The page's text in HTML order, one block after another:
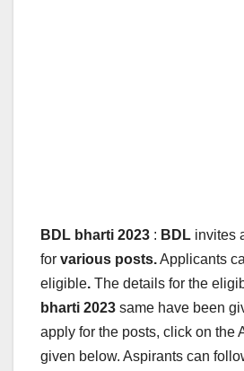
BDL bharti 2023 : BDL invites
for various posts.Applicants
eligible. The details for the
bharti 2023 same have been
apply for the posts, click on the
given below. Aspirants can